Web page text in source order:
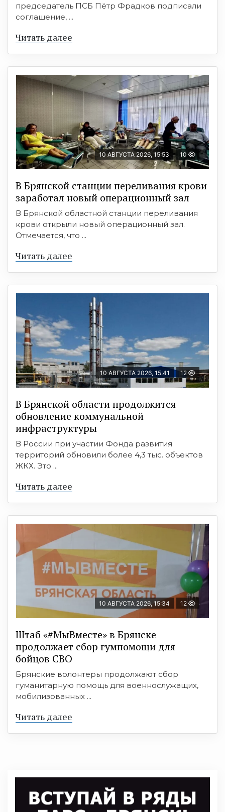
председатель ПСБ Пётр Фрадков подписали
соглашение, ...
Читать далее
10 АВГУСТА 2026, 15:53 10
В Брянской станции переливания крови
заработал новый операционный зал
В Брянской областной станции переливания
крови открыли новый операционный зал.
Отмечается, что ...
Читать далее
10 АВГУСТА 2026, 15:41 12
В Брянской области продолжится
обновление коммунальной
инфраструктуры
В России при участии Фонда развития
территорий обновили более 4,3 тыс. объектов
ЖКХ. Это ...
Читать далее
10 АВГУСТА 2026, 15:34 12
Штаб «#МыВместе» в Брянске
продолжает сбор гумпомощи для
бойцов СВО
Брянские волонтеры продолжают сбор
гуманитарную помощь для военнослужащих,
мобилизованных ...
Читать далее